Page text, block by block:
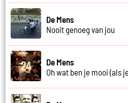
De Mens
Nooit genoeg van jou
De Mens
Oh wat ben je mooi (als